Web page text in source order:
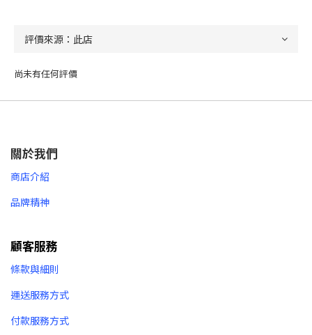
尚未有任何評價
關於我們
商店介紹
品牌精神
顧客服務
條款與細則
運送服務方式
付款服務方式